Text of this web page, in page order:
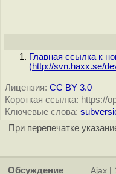
Главная ссылка к
(http://svn.haxx.se/
Лицензия: CC BY 3.0
Короткая ссылка: https://
Ключевые слова:
При перепечатке
Обсуждение
Ajax